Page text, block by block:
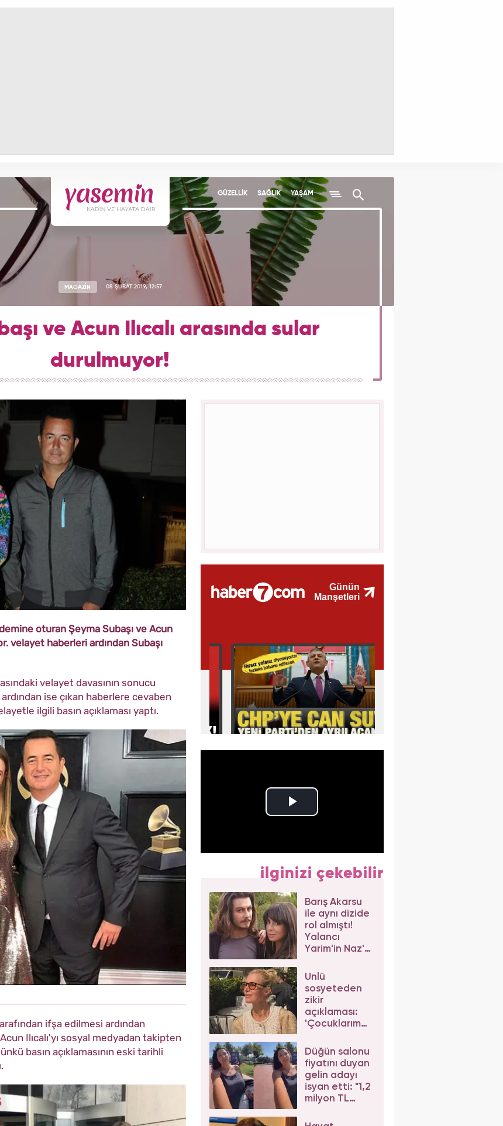
GÜZELLİK SAĞLIK YAŞAM
MAGAZİN 08 ŞUBAT 2019, 12:57
ve Acun Ilıcalı arasında sular
durulmuyor!
oturan Şeyma Subaşı ve Acun
velayet haberleri ardından Subaşı
velayet davasının sonucu
ise çıkan haberlere cevaben
ilgili basın açıklaması yaptı.
ifşa edilmesi ardından
Ilıcalı'yı sosyal medyadan takipten
basın açıklamasının eski tarihli
ilginizi çekebilir
Barış Akarsu
ile aynı dizide
rol almıştı!
Yalancı
Yarim'in Naz'ı
beğeni yağdı
Ünlü
sosyeteden
zikir
açıklaması:
'Çocuklarım
diyerek gelen
eleştirilere
yanıt verdi
Düğün salonu
fiyatını duyan
gelin adayı
isyan etti: "1,2
milyon TL